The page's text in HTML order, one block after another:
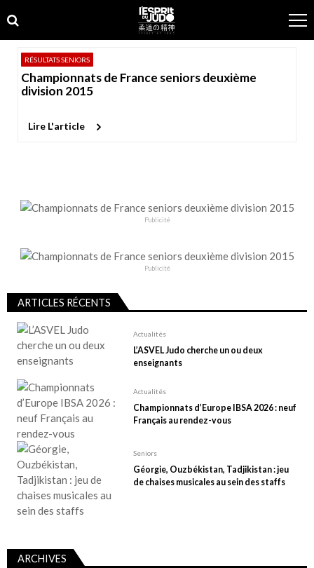
to
navigation
to
content
RÉSULTATS SENIORS
Championnats de France seniors deuxième
division 2015
Lire L'article
Publicité
Publicité
ARTICLES RÉCENTS
Actualités
L’ASVEL Judo cherche un ou deux
enseignants
Actualités
Championnats d’Europe IBSA 2026 : neuf
Français au rendez-vous
Seniors
Géorgie, Ouzbékistan, Tadjikistan : jeu
de chaises musicales au sein des staffs
ARCHIVES